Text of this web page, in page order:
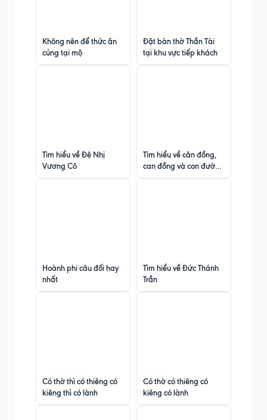
Không nên để thức ăn
cúng tại mộ
Đặt bàn thờ Thần Tài
tại khu vực tiếp khách
Tìm hiểu về Đệ Nhị
Vương Cô
Tìm hiểu về căn đồng,
can đồng và con đường
tâm linh mở phủ trong
Hoành phi câu đối hay
nhất
Tìm hiểu về Đức Thánh
Trần
Có thờ thì có thiêng có
kiêng thì có lành
Có thờ có thiêng có
kiêng có lành